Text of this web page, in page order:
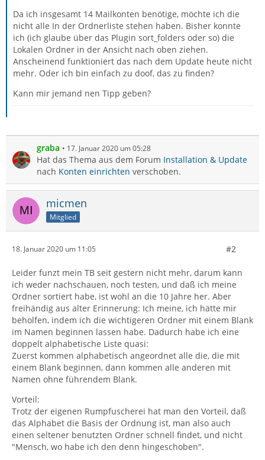
Da ich insgesamt 14 Mailkonten benötige, möchte ich die
nicht alle In der Ordnerliste stehen haben. Bisher konnte
ich (ich glaube über das Plugin sort_folders oder so) die
Lokalen Ordner in der Ansicht nach oben ziehen.
Anscheinend funktioniert das nach dem Update heute nicht
mehr. Oder ich bin einfach zu doof, das zu finden?
Kann mir jemand nen Tipp geben?
graba 17. Januar 2020 um 05:28
Hat das Thema aus dem Forum Installation & Update
nach Konten einrichten verschoben.
micmen
Mitglied
18. Januar 2020 um 11:05 #2
Leider funzt mein TB seit gestern nicht mehr, darum kann
ich weder nachschauen, noch testen, und daß ich meine
Ordner sortiert habe, ist wohl an die 10 Jahre her. Aber
freihändig aus alter Erinnerung: Ich meine, ich hätte mir
beholfen, indem ich die wichtigeren Ordner mit einem Blank
im Namen beginnen lassen habe. Dadurch habe ich eine
doppelt alphabetische Liste quasi:
Zuerst kommen alphabetisch angeordnet alle die, die mit
einem Blank beginnen, dann kommen alle anderen mit
Namen ohne führendem Blank.
Vorteil:
Trotz der eigenen Rumpfuscherei hat man den Vorteil, daß
das Alphabet die Basis der Ordnung ist, man also auch
einen seltener benutzten Ordner schnell findet, und nicht
"Mensch, wo habe ich den denn hingeschoben".